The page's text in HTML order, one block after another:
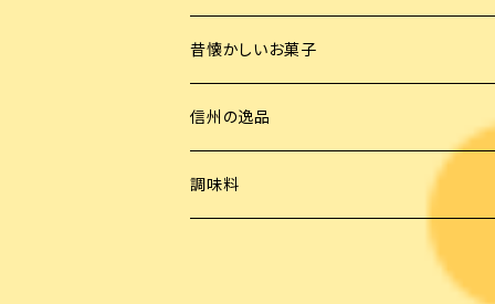
昔懐かしいお菓子
信州の逸品
調味料